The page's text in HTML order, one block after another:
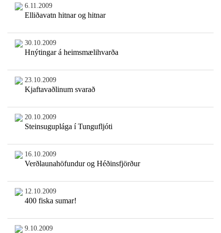
6.11.2009
Elliðavatn hitnar og hitnar
30.10.2009
Hnýtingar á heimsmælihvarða
23.10.2009
Kjaftavaðlinum svarað
20.10.2009
Steinsuguplága í Tungufljóti
16.10.2009
Verðlaunahöfundur og Héðinsfjörður
12.10.2009
400 fiska sumar!
9.10.2009